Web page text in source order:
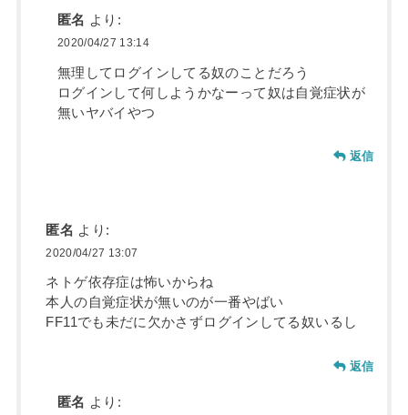
匿名 より:
2020/04/27 13:14
無理してログインしてる奴のことだろう
ログインして何しようかなーって奴は自覚症状が
無いヤバイやつ
返信
匿名 より:
2020/04/27 13:07
ネトゲ依存症は怖いからね
本人の自覚症状が無いのが一番やばい
FF11でも未だに欠かさずログインしてる奴いるし
返信
匿名 より: